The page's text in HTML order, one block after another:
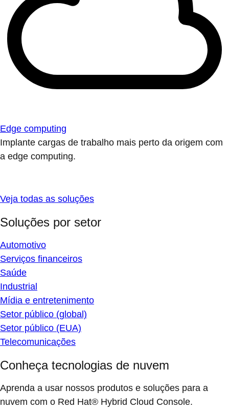
Edge computing
Implante cargas de trabalho mais perto da origem com
a edge computing.
Veja todas as soluções
Soluções por setor
Automotivo
Serviços financeiros
Saúde
Industrial
Mídia e entretenimento
Setor público (global)
Setor público (EUA)
Telecomunicações
Conheça tecnologias de nuvem
Aprenda a usar nossos produtos e soluções para a
nuvem com o Red Hat® Hybrid Cloud Console.